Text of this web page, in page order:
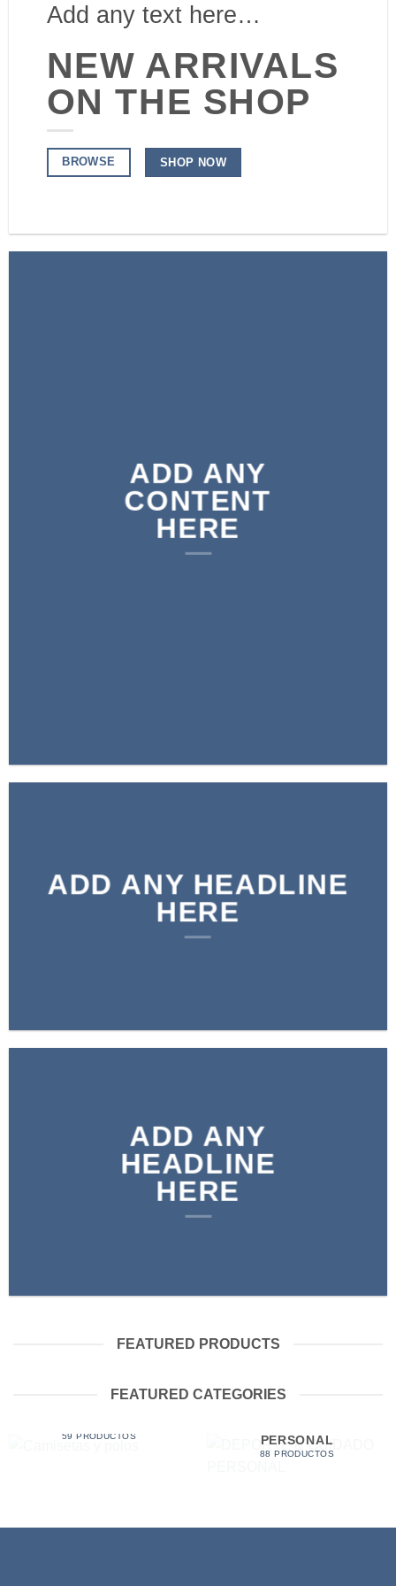
Add any text here…
NEW ARRIVALS
ON THE SHOP
BROWSE SHOP NOW
ADD ANY
CONTENT
HERE
ADD ANY HEADLINE
HERE
ADD ANY
HEADLINE
HERE
FEATURED PRODUCTS
FEATURED CATEGORIES
59 PRODUCTOS
PERSONAL
88 PRODUCTOS